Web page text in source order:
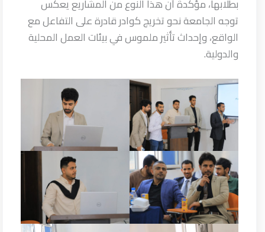
بطلابها، مؤكدةً أن هذا النوع من المشاريع يعكس
توجه الجامعة نحو تخريج كوادر قادرة على التفاعل مع
الواقع، وإحداث تأثير ملموس في بيئات العمل المحلية
والدولية.